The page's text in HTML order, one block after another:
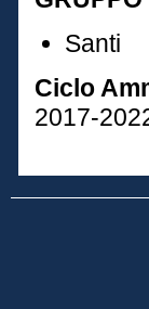
Santi
Ciclo
2017-